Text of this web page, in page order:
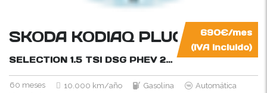
690€/mes
(IVA incluido)
SKODA KODIAQ PLUG-IN
SELECTION 1.5 TSI DSG PHEV 204CV
60 meses 10.000 km/año Gasolina Automática